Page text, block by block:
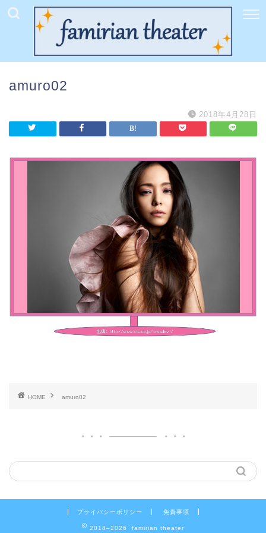
amuro02
2018年4月28日
HOME amuro02
プライバシーポリシー 免責事項
2018–2026 famirian theater